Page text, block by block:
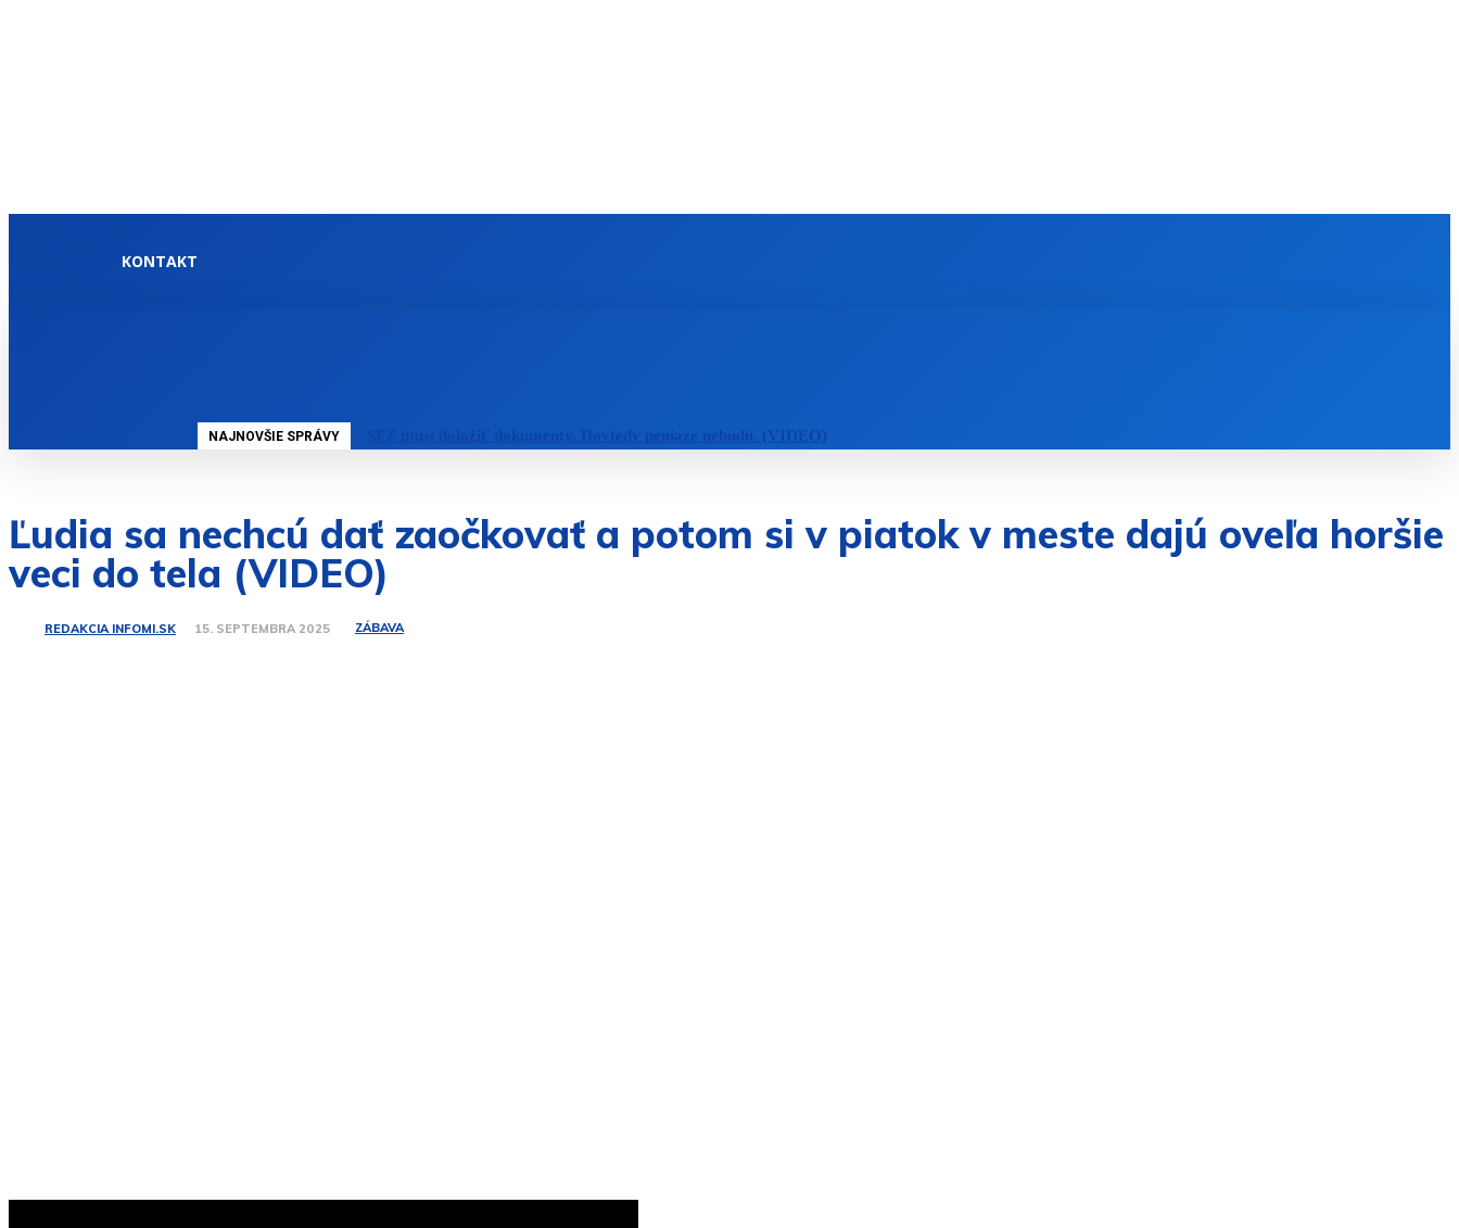
KONTAKT
NAJNOVŠIE SPRÁVY SFZ musí doložiť dokumenty. Dovtedy peniaze nebudú. (VIDEO)
Ľudia sa nechcú dať zaočkovať a potom si v piatok v meste dajú oveľa horšie
veci do tela (VIDEO)
REDAKCIA INFOMI.SK 15. SEPTEMBRA 2025 ZÁBAVA